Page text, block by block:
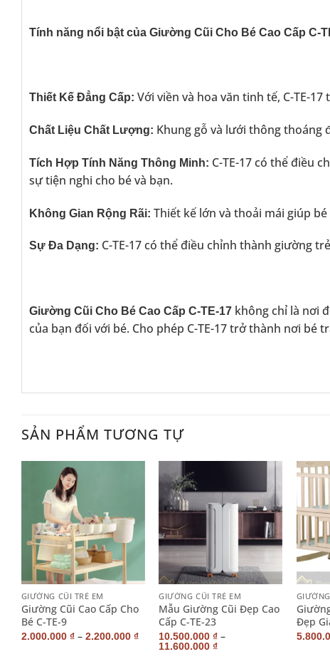
Tính năng nổi bật của Giường Cũi Cho Bé Cao Cấp C-
Thiết Kế Đẳng Cấp: Với viền và hoa văn tinh tế, C-TE-
Chất Liệu Chất Lượng: Khung gỗ và lưới thông thoáng
Tích Hợp Tính Năng Thông Minh: C-TE-17 có thể điều
sự tiện nghi cho bé và bạn.
Không Gian Rộng Rãi: Thiết kế lớn và thoải mái giúp
Sự Đa Dạng: C-TE-17 có thể điều chỉnh thành giường
Giường Cũi Cho Bé Cao Cấp C-TE-17 không chỉ là nơi
của bạn đối với bé. Cho phép C-TE-17 trở thành nơi bé
SẢN PHẨM TƯƠNG TỰ
+
GIƯỜNG CŨI TRẺ EM
Giường Cũi Cao Cấp Cho
Bé C-TE-9
2.000.000 ₫– 2.200.000 ₫
+
GIƯỜNG CŨI TRẺ EM
Mẫu Giường Cũi Đẹp Cao
Cấp C-TE-23
10.500.000₫ –
11.600.000₫
+
Đẹp